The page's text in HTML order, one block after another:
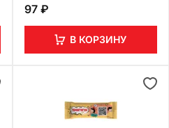
97 ₽
В КОРЗИНУ